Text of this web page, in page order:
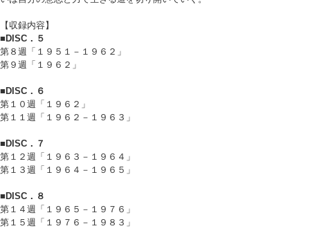
【収録内容】
■DISC．５
第８週「１９５１－１９６２」
第９週「１９６２」
■DISC．６
第１０週「１９６２」
第１１週「１９６２－１９６３」
■DISC．７
第１２週「１９６３－１９６４」
第１３週「１９６４－１９６５」
■DISC．８
第１４週「１９６５－１９７６」
第１５週「１９７６－１９８３」